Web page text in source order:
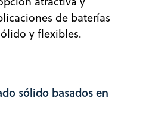
de baterías
y flexibles.
sólido basados en